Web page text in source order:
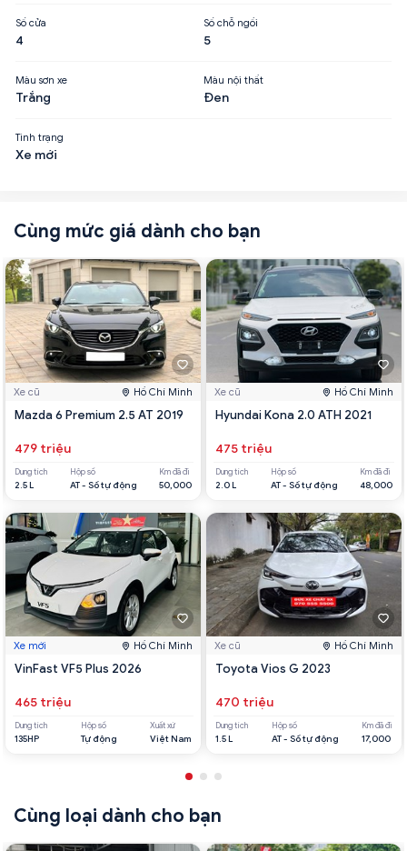
Số cửa
4
Số chỗ ngồi
5
Màu sơn xe
Trắng
Màu nội thất
Đen
Tình trạng
Xe mới
Cùng mức giá dành cho bạn
Xe cũ Hồ Chí Minh
Mazda 6 Premium 2.5 AT 2019
479 triệu
Dung tích
2.5 L
Hộp số
AT - Số tự động
Km đã đi
50,000
Xe mới Hồ Chí Minh
VinFast VF5 Plus 2026
465 triệu
Dung tích
135HP
Hộp số
Tự động
Xuất xứ
Việt Nam
Xe cũ Hồ Chí Minh
Hyundai Kona 2.0 ATH 2021
475 triệu
Dung tích
2.0 L
Hộp số
AT - Số tự động
Km đã đi
48,000
Xe cũ Hồ Chí Minh
Toyota Vios G 2023
470 triệu
Dung tích
1.5 L
Hộp số
AT - Số tự động
Km đã đi
17,000
Cùng loại dành cho bạn